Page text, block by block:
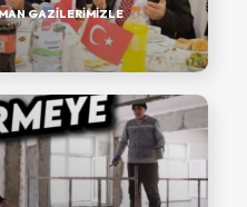
GAZILERIMIZLE